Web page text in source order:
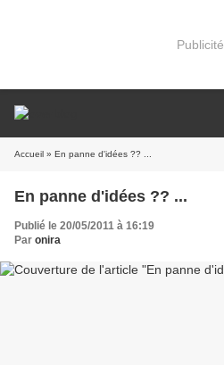
Publicité
Accueil » En panne d'idées ?? ...
En panne d'idées ?? ...
Publié le 20/05/2011 à 16:19
Par onira